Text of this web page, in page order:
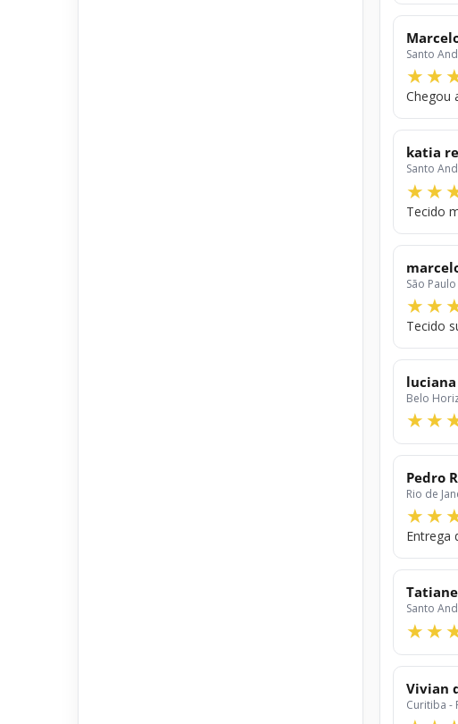
Santo
Chegou
katia
Santo
Tecido
São Paulo
Tecido
luciana
Belo
Pedro
Rio de
Entrega
Santo
Vivian
Curitiba -